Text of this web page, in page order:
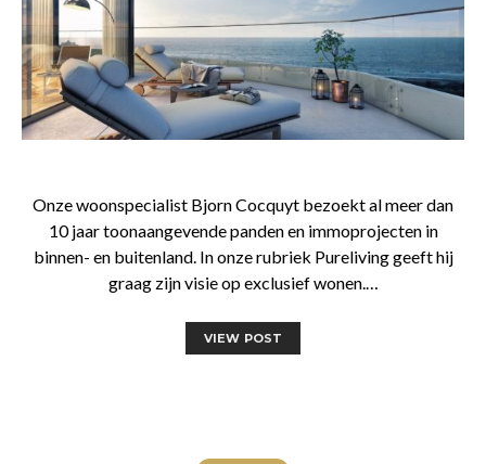
Onze woonspecialist Bjorn Cocquyt bezoekt al meer dan
10 jaar toonaangevende panden en immoprojecten in
binnen- en buitenland. In onze rubriek Pureliving geeft hij
graag zijn visie op exclusief wonen.…
VIEW POST